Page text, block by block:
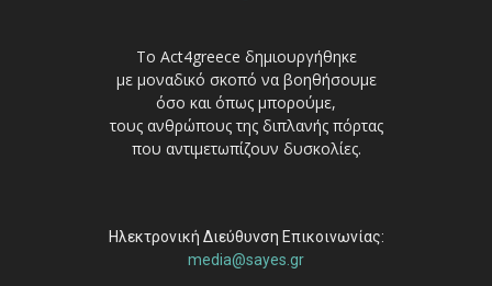
Το Act4greece δημιουργήθηκε
με μοναδικό σκοπό να βοηθήσουμε
όσο και όπως μπορούμε,
τους ανθρώπους της διπλανής πόρτας
που αντιμετωπίζουν δυσκολίες.
Ηλεκτρονική Διεύθυνση Επικοινωνίας:
media@sayes.gr